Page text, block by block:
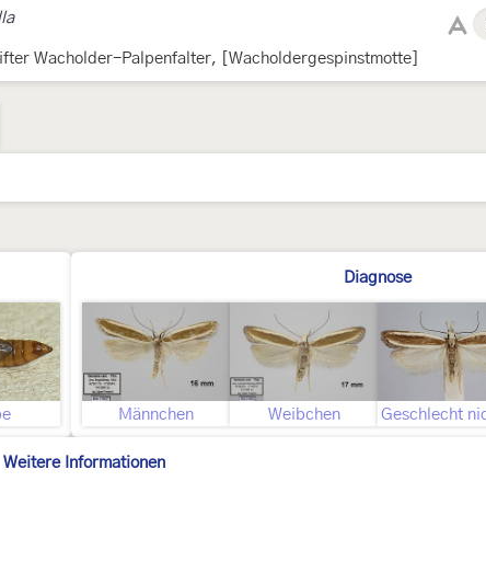
Wacholder-Palpenfalter, [Wacholdergespinstmotte]
Diagnose
Männchen Weibchen
Weitere Informationen